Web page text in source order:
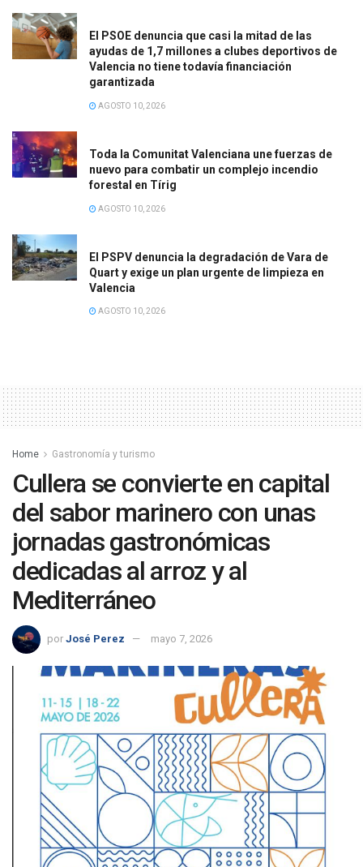
El PSOE denuncia que casi la mitad de las
ayudas de 1,7 millones a clubes deportivos de
Valencia no tiene todavía financiación
garantizada
AGOSTO 10, 2026
Toda la Comunitat Valenciana une fuerzas de
nuevo para combatir un complejo incendio
forestal en Tírig
AGOSTO 10, 2026
El PSPV denuncia la degradación de Vara de
Quart y exige un plan urgente de limpieza en
Valencia
AGOSTO 10, 2026
Home Gastronomía y turismo
Cullera se convierte en capital
del sabor marinero con unas
jornadas gastronómicas
dedicadas al arroz y al
Mediterráneo
por José Perez mayo 7, 2026